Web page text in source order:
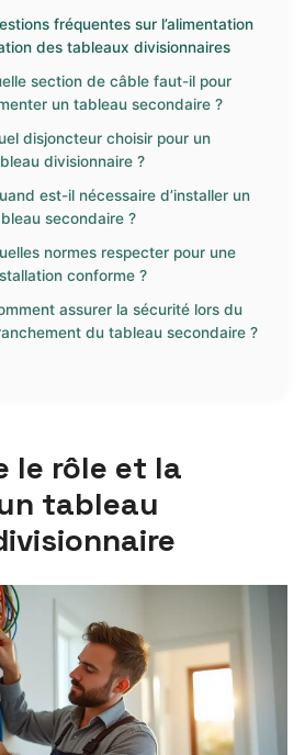
fréquentes sur l’alimentation
des tableaux divisionnaires
section de câble faut-il pour
un tableau secondaire ?
disjoncteur choisir pour un
divisionnaire ?
est-il nécessaire d’installer un
secondaire ?
normes respecter pour une
conforme ?
assurer la sécurité lors du
du tableau secondaire ?
le rôle et la
tableau